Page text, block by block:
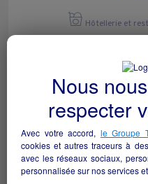
Hôtellerie et
Nous
respecter
Avec votre accord, le Groupe
cookies et autres traceurs à
avec les réseaux sociaux,
personnalisée sur nos services